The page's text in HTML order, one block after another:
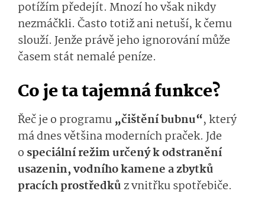
potížím předejít. Mnozí ho však nikdy
nezmáčkli. Často totiž ani netuší, k čemu
slouží. Jenže právě jeho ignorování může
časem stát nemalé peníze.
Co je ta tajemná funkce?
Řeč je o programu„čištění bubnu“, který
má dnes většina moderních praček. Jde
o speciální režim určený k odstranění
usazenin, vodního kamene a zbytků
pracích prostředků z vnitřku spotřebiče.